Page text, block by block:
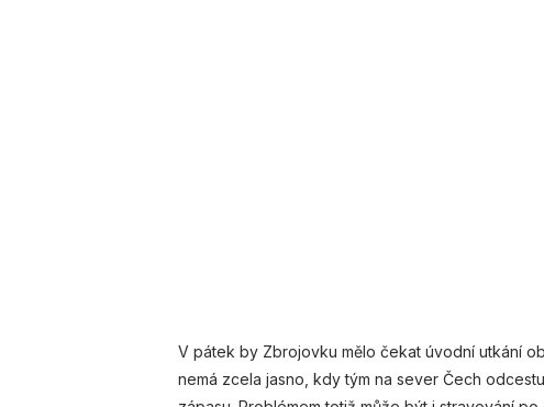
V pátek by Zbrojovku mělo čekat úvodní utkání
nemá zcela jasno, kdy tým na sever Čech